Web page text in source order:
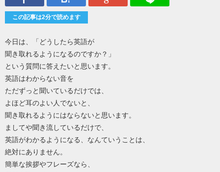
この記事は2分で読めます
今日は、「どうしたら英語が
聞き取れるようになるのですか？」
という質問に答えたいと思います。
英語はわからない音を
ただずっと聞いているだけでは、
よほど耳のよい人でないと、
聞き取れるようにはならないと思います。
ましてや聞き流しているだけで、
英語がわかるようになる、なんていうことは、
絶対にありません。
簡単な挨拶やフレーズなら、